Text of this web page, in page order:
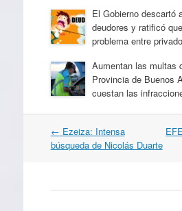
El Gobierno descartó
deudores y ratificó
problema entre
Aumentan las multas
Provincia de Buenos
cuestan las
Navegación
por
← Ezeiza: Intensa
búsqueda de Nicolás Duarte